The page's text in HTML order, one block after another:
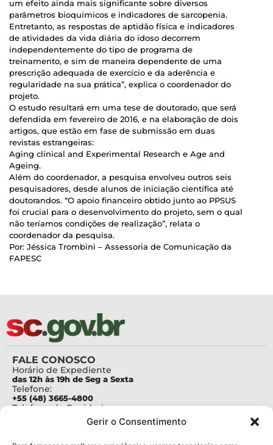
Gerir o Consentimento
um efeito ainda mais significante sobre diversos
parâmetros bioquímicos e indicadores de sarcopenia.
Entretanto, as respostas de aptidão física e indicadores
de atividades da vida diária do idoso decorrem
independentemente do tipo de programa de
treinamento, e sim de maneira dependente de uma
prescrição adequada de exercício e da aderência e
regularidade na sua prática”, explica o coordenador do
projeto.
O estudo resultará em uma tese de doutorado, que será
defendida em fevereiro de 2016, e na elaboração de dois
artigos, que estão em fase de submissão em duas
revistas estrangeiras:
Aging clinical and Experimental Research e Age and
Ageing.
Além do coordenador, a pesquisa envolveu outros seis
pesquisadores, desde alunos de iniciação científica até
doutorandos. “O apoio financeiro obtido junto ao PPSUS
foi crucial para o desenvolvimento do projeto, sem o qual
não teríamos condições de realização”, relata o
coordenador da pesquisa.
Por: Jéssica Trombini – Assessoria de Comunicação da
FAPESC
FALE CONOSCO
Horário de Expediente
das 12h às 19h de Seg a Sexta
Telefone:
+55 (48) 3665-4800
Telefone da Ouvidoria